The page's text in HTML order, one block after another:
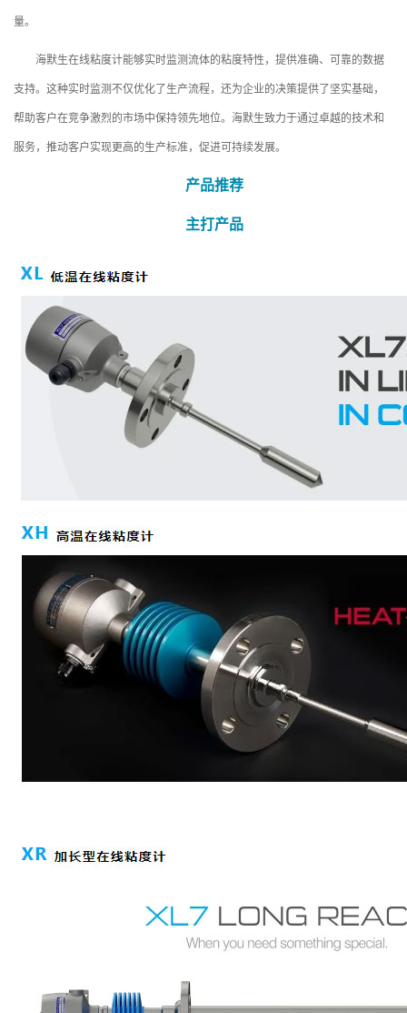
量。
海默生在线粘度计能够实时监测流体的粘度特性，提供准确、可靠的数据
支持。这种实时监测不仅优化了生产流程，还为企业的决策提供了坚实基础，
帮助客户在竞争激烈的市场中保持领先地位。海默生致力于通过卓越的技术和
服务，推动客户实现更高的生产标准，促进可持续发展。
产品推荐
主打产品